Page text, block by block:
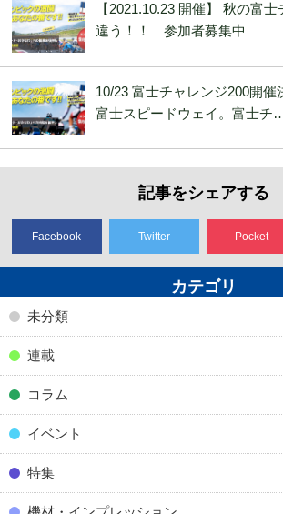
【2021.10.23 開催】 秋の富
違う！！ 参加者募集中
10/23 富士チャレンジ200開催
富士スピードウェイ。富士チ
記事をシェアする
Facebook Twitter Pocket
カテゴリ
未分類
連載
コラム
イベント
特集